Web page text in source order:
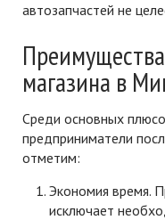
автозапчастей не
магазина в
Среди основных
предприниматели
отметим:
Экономия время.
исключает